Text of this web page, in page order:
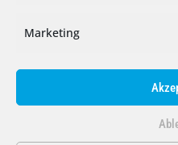
Marketing